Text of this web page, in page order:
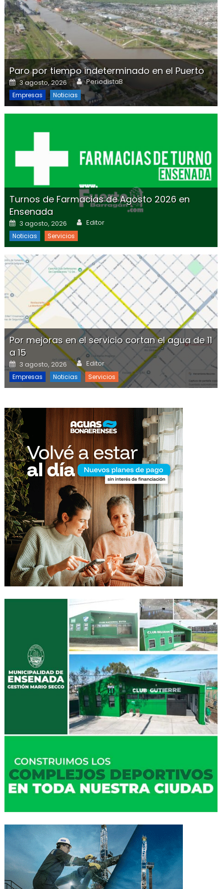
Paro por tiempo indeterminado en el Puerto
Posted on
3 agosto, 2026 Author
PeriodistaB
Empresas Noticias
Turnos de Farmacias de Agosto 2026 en
Ensenada
Posted on
3 agosto, 2026 Author
Editor
Noticias Servicios
Por mejoras en el servicio cortan el agua de 11
a 15
Posted on
3 agosto, 2026 Author
Editor
Empresas Noticias Servicios